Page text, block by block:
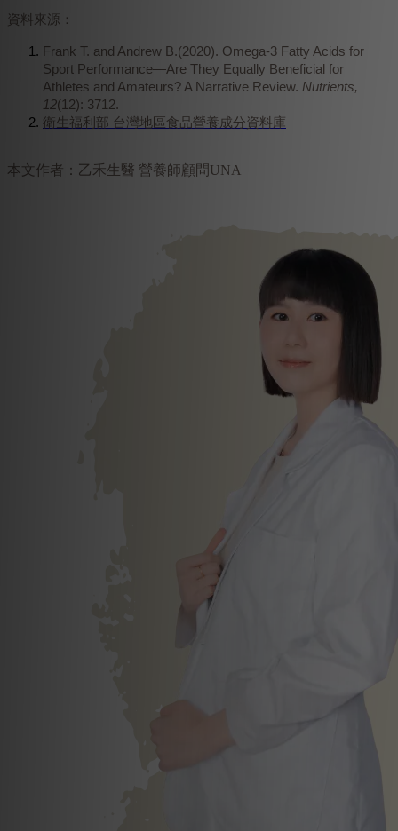
資料來源：
Frank T. and Andrew B.(2020). Omega-3 Fatty Acids for
Sport Performance—Are They Equally Beneficial for
Athletes and Amateurs? A Narrative Review. Nutrients,
12(12): 3712.
衛生福利部 台灣地區食品營養成分資料庫
本文作者：乙禾生醫 營養師顧問UNA